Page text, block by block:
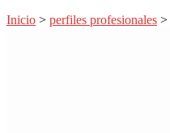
Inicio > perfiles profesionales >